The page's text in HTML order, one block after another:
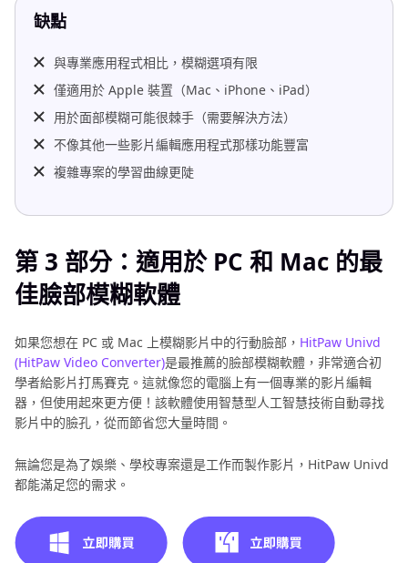
缺點
與專業應用程式相比，模糊選項有限
僅適用於 Apple 裝置（Mac、iPhone、iPad）
用於面部模糊可能很棘手（需要解決方法）
不像其他一些影片編輯應用程式那樣功能豐富
複雜專案的學習曲線更陡
第 3 部分：適用於 PC 和 Mac 的最
佳臉部模糊軟體
如果您想在 PC 或 Mac 上模糊影片中的行動臉部， HitPaw Univd
(HitPaw Video Converter)是最推薦的臉部模糊軟體，非常適合初
學者給影片打馬賽克。這就像您的電腦上有一個專業的影片編輯
器，但使用起來更方便！該軟體使用智慧型人工智慧技術自動尋找
影片中的臉孔，從而節省您大量時間。
無論您是為了娛樂、學校專案還是工作而製作影片，HitPaw Univd
都能滿足您的需求。